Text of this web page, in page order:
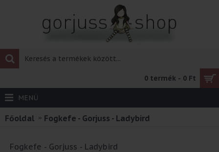
0 termék - 0 Ft
MENÜ
Főoldal Fogkefe - Gorjuss - Ladybird
Fogkefe - Gorjuss - Ladybird